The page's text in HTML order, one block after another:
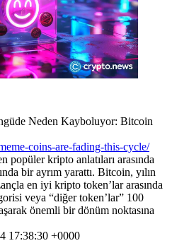
Neden Kayboluyor: Bitcoin
coins-are-fading-this-cycle/
popüler kripto anlatıları arasında
bir ayrım yarattı. Bitcoin, yılın
en iyi kripto token’lar arasında
veya “diğer token’lar” 100
önemli bir dönüm noktasına
17:38:30 +0000